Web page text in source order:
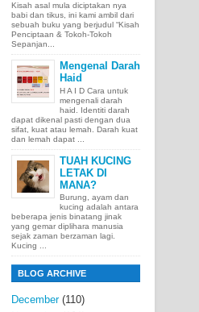
Kisah asal mula diciptakan nya
babi dan tikus, ini kami ambil dari
sebuah buku yang berjudul “Kisah
Penciptaan & Tokoh-Tokoh
Sepanjan...
Mengenal Darah
Haid
H A I D Cara untuk
mengenali darah
haid. Identiti darah
dapat dikenal pasti dengan dua
sifat, kuat atau lemah. Darah kuat
dan lemah dapat ...
TUAH KUCING
LETAK DI
MANA?
Burung, ayam dan
kucing adalah antara
beberapa jenis binatang jinak
yang gemar diplihara manusia
sejak zaman berzaman lagi.
Kucing ...
BLOG ARCHIVE
December(110)